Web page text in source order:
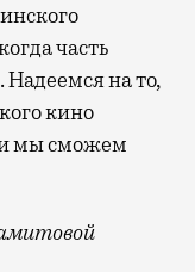
часть
на то,
кино
и мы сможем